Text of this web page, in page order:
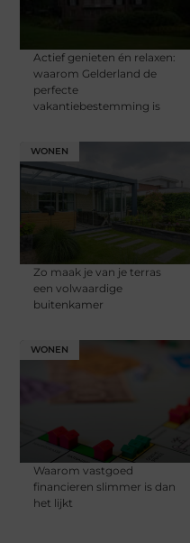
Actief genieten én relaxen:
waarom Gelderland de
perfecte
vakantiebestemming is
WONEN
Zo maak je van je terras
een volwaardige
buitenkamer
WONEN
Waarom vastgoed
financieren slimmer is dan
het lijkt